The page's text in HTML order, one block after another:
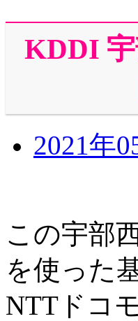
KDDI 宇
2021年
この宇部
を使った
NTTドコ